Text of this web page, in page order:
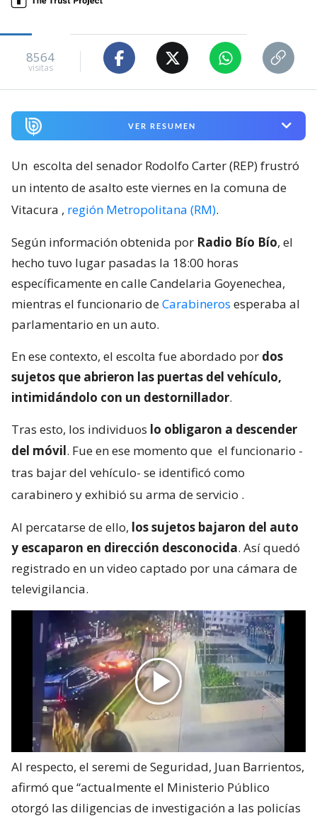
8564
visitas
VER RESUMEN
Un escolta del senador Rodolfo Carter (REP) frustró
un intento de asalto este viernes en la comuna de
Vitacura , región Metropolitana (RM).
Según información obtenida por Radio Bío Bío, el
hecho tuvo lugar pasadas la 18:00 horas
específicamente en calle Candelaria Goyenechea,
mientras el funcionario deCarabineros esperaba al
parlamentario en un auto.
En ese contexto, el escolta fue abordado por dos
sujetos que abrieron las puertas del vehículo,
intimidándolo con un destornillador.
Tras esto, los individuos lo obligaron a descender
del móvil. Fue en ese momento que el funcionario -
tras bajar del vehículo- se identificó como
carabinero y exhibió su arma de servicio .
Al percatarse de ello, los sujetos bajaron del auto
y escaparon en dirección desconocida. Así quedó
registrado en un video captado por una cámara de
televigilancia.
Al respecto, el seremi de Seguridad, Juan Barrientos,
afirmó que “actualmente el Ministerio Público
otorgó las diligencias de investigación a las policías